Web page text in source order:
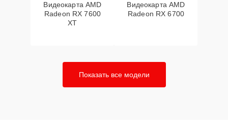
Видеокарта AMD
Radeon RX 7600
XT
Видеокарта AMD
Radeon RX 6700
Показать все модели